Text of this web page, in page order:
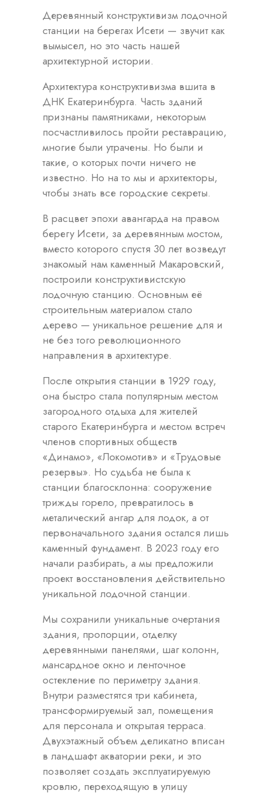
Деревянный конструктивизм лодочной
станции на берегах Исети — звучит как
вымысел, но это часть нашей
архитектурной истории.
Архитектура конструктивизма вшита в
ДНК Екатеринбурга. Часть зданий
признаны памятниками, некоторым
посчастливилось пройти реставрацию,
многие были утрачены. Но были и
такие, о которых почти ничего не
известно. Но на то мы и архитекторы,
чтобы знать все городские секреты.
В расцвет эпохи авангарда на правом
берегу Исети, за деревянным мостом,
вместо которого спустя 30 лет возведут
знакомый нам каменный Макаровский,
построили конструктивистскую
лодочную станцию. Основным её
строительным материалом стало
дерево — уникальное решение для и
не без того революционного
направления в архитектуре.
После открытия станции в 1929 году,
она быстро стала популярным местом
загородного отдыха для жителей
старого Екатеринбурга и местом встреч
членов спортивных обществ
«Динамо», «Локомотив» и «Трудовые
резервы». Но судьба не была к
станции благосклонна: сооружение
трижды горело, превратилось в
металический ангар для лодок, а от
первоначального здания остался лишь
каменный фундамент. В 2023 году его
начали разбирать, а мы предложили
проект восстановления действительно
уникальной лодочной станции.
Мы сохранили уникальные очертания
здания, пропорции, отделку
деревянными панелями, шаг колонн,
мансардное окно и ленточное
остекление по периметру здания.
Внутри разместятся три кабинета,
трансформируемый зал, помещения
для персонала и открытая терраса.
Двухэтажный объем деликатно вписан
в ландшафт акватории реки, и это
позволяет создать эксплуатируемую
кровлю, переходящую в улицу